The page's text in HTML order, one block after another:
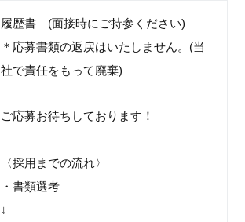
履歴書 (面接時にご持参ください)
＊応募書類の返戻はいたしません。(当
社で責任をもって廃棄)
ご応募お待ちしております！
〈採用までの流れ〉
・書類選考
↓